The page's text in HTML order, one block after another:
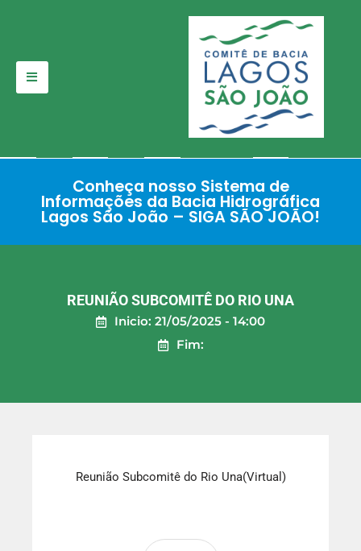
para
Conheça nosso Sistema de
Informações da Bacia Hidrográfica
Lagos São João – SIGA SÃO JOÃO!
REUNIÃO SUBCOMITÊ DO RIO UNA
Inicio: 21/05/2025 - 14:00
Fim:
Reunião Subcomitê do Rio Una(Virtual)